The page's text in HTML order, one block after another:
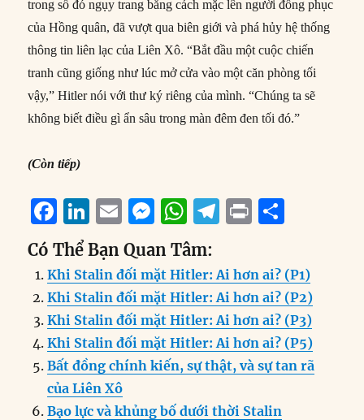
trong số đó ngụy trang bằng cách mặc lên người đồng phục
của Hồng quân, đã vượt qua biên giới và phá hủy hệ thống
thông tin liên lạc của Liên Xô. “Bắt đầu một cuộc chiến
tranh cũng giống như lúc mở cửa vào một căn phòng tối
vậy,” Hitler nói với thư ký riêng của mình. “Chúng ta sẽ
không biết điều gì ẩn sâu trong màn đêm đen tối đó.”
(Còn tiếp)
F
a
c
e
b
o
o
k
Li
n
k
e
d
I
n
E
m
ai
l
M
ss
e
n
g
er
W
h
at
s
A
p
p
T
e
g
r
a
m
P
t
a
re
Có Thể Bạn Quan Tâm:
Khi Stalin đối mặt Hitler: Ai hơn ai? (P1)
Khi Stalin đối mặt Hitler: Ai hơn ai? (P2)
Khi Stalin đối mặt Hitler: Ai hơn ai? (P3)
Khi Stalin đối mặt Hitler: Ai hơn ai? (P5)
Bất đồng chính kiến, sự thật, và sự tan rã
của Liên Xô
Bạo lực và khủng bố dưới thời Stalin